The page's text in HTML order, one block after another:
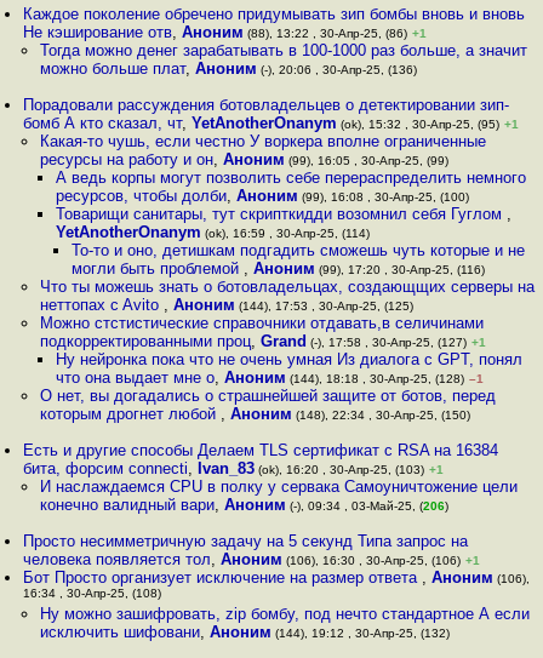
Каждое поколение обречено придумывать зип бомбы вновь и вновь
Не кэширование отв,Аноним (88), 13:22 , 30-Апр-25, (86) +1
Тогда можно денег зарабатывать в 100-1000 раз больше, а значит
можно больше плат, Аноним (-), 20:06 , 30-Апр-25, (136)
Порадовали рассуждения ботовладельцев о детектировании зип-
бомб А кто сказал, чт,YetAnotherOnanym (ok), 15:32 , 30-Апр-25, (95) +1
Какая-то чушь, если честно У воркера вполне ограниченные
ресурсы на работу и он, Аноним (99), 16:05 , 30-Апр-25, (99)
А ведь корпы могут позволить себе перераспределить немного
ресурсов, чтобы долби, Аноним (99), 16:08 , 30-Апр-25, (100)
Товарищи санитары, тут скрипткидди возомнил себя Гуглом ,
YetAnotherOnanym (ok), 16:59 , 30-Апр-25, (114)
То-то и оно, детишкам подгадить сможешь чуть которые и не
могли быть проблемой ,Аноним (99), 17:20 , 30-Апр-25, (116)
Что ты можешь знать о ботовладельцах, создающщих серверы на
неттопах c Avito , Аноним (144), 17:53 , 30-Апр-25, (125)
Можно стстистические справочники отдавать,в селичинами
подкорректированными проц, Grand (-), 17:58 , 30-Апр-25, (127) +1
Ну нейронка пока что не очень умная Из диалога с GPT, понял
что она выдает мне о, Аноним (144), 18:18 , 30-Апр-25, (128) –1
О нет, вы догадались о страшнейшей защите от ботов, перед
которым дрогнет любой , Аноним (148), 22:34 , 30-Апр-25, (150)
Есть и другие способы Делаем TLS сертификат с RSA на 16384
бита, форсим connecti, Ivan_83 (ok), 16:20 , 30-Апр-25, (103) +1
И наслаждаемся CPU в полку у сервака Самоуничтожение цели
конечно валидный вари, Аноним (-), 09:34 , 03-Май-25, (206)
Просто несимметричную задачу на 5 секунд Типа запрос на
человека появляется тол,Аноним (106), 16:30 , 30-Апр-25, (106) +1
Бот Просто организует исключение на размер ответа ,Аноним (106),
16:34 , 30-Апр-25, (108)
Ну можно зашифровать, zip бомбу, под нечто стандартное А если
исключить шифовани, Аноним (144), 19:12 , 30-Апр-25, (132)